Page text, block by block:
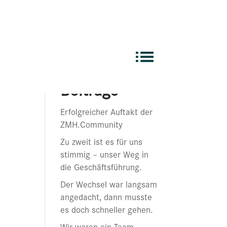
Beiträge
Erfolgreicher Auftakt der
ZMH.Community
Zu zweit ist es für uns
stimmig – unser Weg in
die Geschäftsführung.
Der Wechsel war langsam
angedacht, dann musste
es doch schneller gehen.